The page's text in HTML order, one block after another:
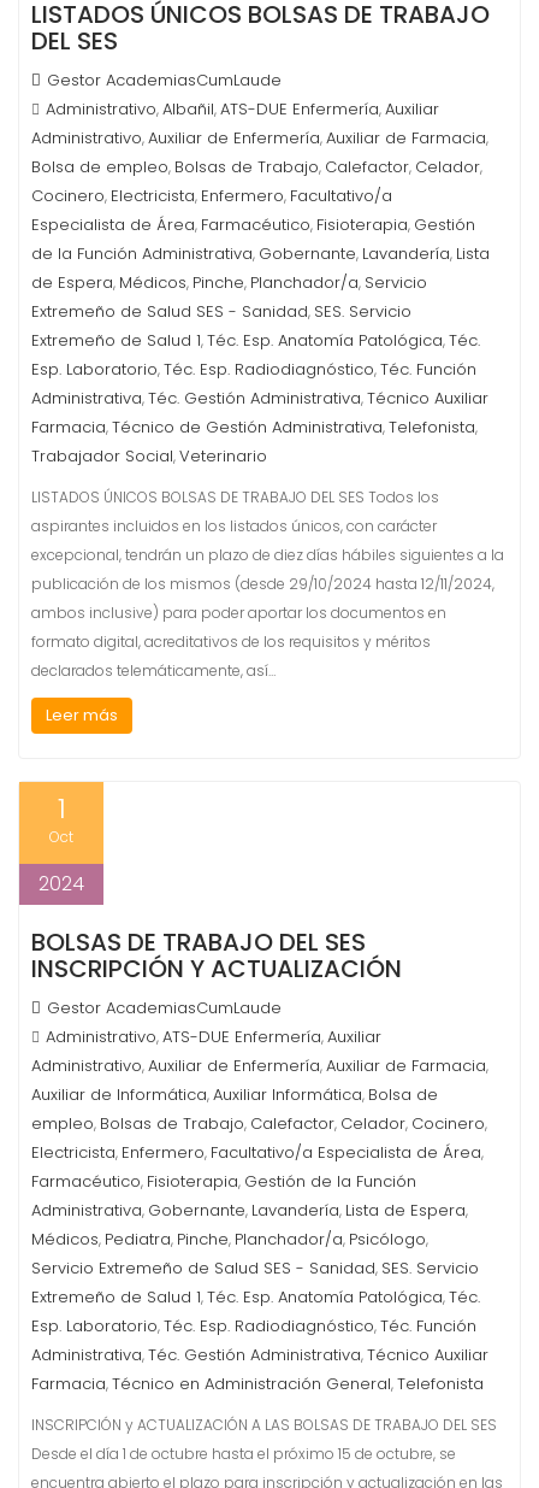
LISTADOS ÚNICOS BOLSAS DE TRABAJO
DEL SES
Gestor AcademiasCumLaude
Administrativo,Albañil,ATS-DUE Enfermería,Auxiliar
Administrativo,Auxiliar de Enfermería,Auxiliar de Farmacia,
Bolsa de empleo, Bolsas de Trabajo, Calefactor, Celador,
Cocinero, Electricista, Enfermero, Facultativo/a
Especialista de Área, Farmacéutico, Fisioterapia, Gestión
de la Función Administrativa, Gobernante, Lavandería, Lista
de Espera, Médicos, Pinche, Planchador/a, Servicio
Extremeño de Salud SES - Sanidad, SES. Servicio
Extremeño de Salud 1,Téc. Esp. Anatomía Patológica,Téc.
Esp. Laboratorio,Téc. Esp. Radiodiagnóstico,Téc. Función
Administrativa,Téc. Gestión Administrativa,Técnico Auxiliar
Farmacia,Técnico de Gestión Administrativa,Telefonista,
Trabajador Social,Veterinario
LISTADOS ÚNICOS BOLSAS DE TRABAJO DEL SES Todos los
aspirantes incluidos en los listados únicos, con carácter
excepcional, tendrán un plazo de diez días hábiles siguientes a la
publicación de los mismos (desde 29/10/2024 hasta 12/11/2024,
ambos inclusive) para poder aportar los documentos en
formato digital, acreditativos de los requisitos y méritos
declarados telemáticamente, así…
Leer más
1
Oct
2024
BOLSAS DE TRABAJO DEL SES
INSCRIPCIÓN Y ACTUALIZACIÓN
Gestor AcademiasCumLaude
Administrativo,ATS-DUE Enfermería,Auxiliar
Administrativo,Auxiliar de Enfermería,Auxiliar de Farmacia,
Auxiliar de Informática,Auxiliar Informática, Bolsa de
empleo, Bolsas de Trabajo, Calefactor, Celador, Cocinero,
Electricista, Enfermero, Facultativo/a Especialista de Área,
Farmacéutico, Fisioterapia, Gestión de la Función
Administrativa, Gobernante, Lavandería, Lista de Espera,
Médicos, Pediatra, Pinche, Planchador/a, Psicólogo,
Servicio Extremeño de Salud SES - Sanidad, SES. Servicio
Extremeño de Salud 1,Téc. Esp. Anatomía Patológica,Téc.
Esp. Laboratorio,Téc. Esp. Radiodiagnóstico,Téc. Función
Administrativa,Téc. Gestión Administrativa,Técnico Auxiliar
Farmacia,Técnico en Administración General,Telefonista
INSCRIPCIÓN y ACTUALIZACIÓN A LAS BOLSAS DE TRABAJO DEL SES
Desde el día 1 de octubre hasta el próximo 15 de octubre, se
encuentra abierto el plazo para inscripción y actualización en las